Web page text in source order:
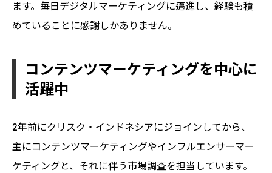
ます。毎日デジタルマーケティングに邁進し、経験も積
めていることに感謝しかありません。
コンテンツマーケティングを中心に
活躍中
2年前にクリスク・インドネシアにジョインしてから、
主にコンテンツマーケティングやインフルエンサーマー
ケティングと、それに伴う市場調査を担当しています。